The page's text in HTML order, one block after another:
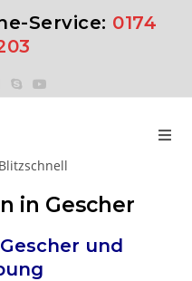
Service: 0174
in Gescher
Gescher und